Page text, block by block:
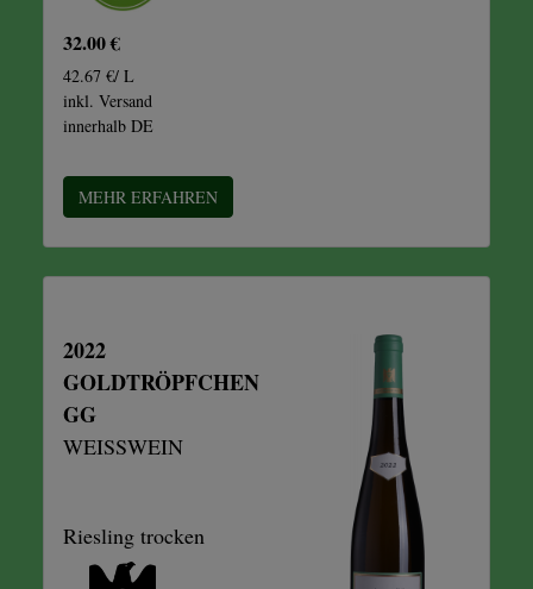
32.00 €
42.67 €/ L
inkl. Versand
innerhalb DE
MEHR ERFAHREN
2022
GOLDTRÖPFCHEN
GG
WEISSWEIN
Riesling trocken